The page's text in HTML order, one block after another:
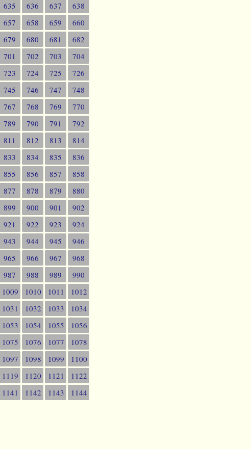
635 636 637
638
657 658 659
660
679 680 681
682
701 702 703
704
723 724 725
726
745 746 747
748
767 768 769
770
789 790 791
792
811 812 813
814
833 834 835
836
855 856 857
858
877 878 879
880
899 900 901
902
921 922 923
924
943 944 945
946
965 966 967
968
987 988 989
990
1009 1010 1011
1012
1031 1032 1033
1034
1053 1054 1055
1056
1075 1076 1077
1078
1097 1098 1099
1100
1119 1120 1121
1122
1141 1142 1143
1144